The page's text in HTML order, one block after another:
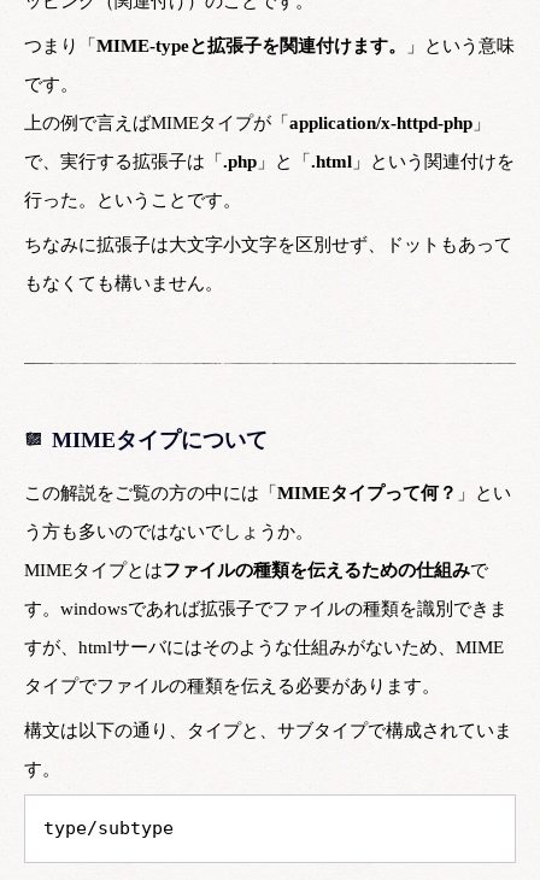
つまり「 MIME-typeと拡張子を関連付けます。
」という意味
です。
上の例で言えばMIMEタイプが「 application/x-httpd-php 」
で、実行する拡張子は「 .php 」と「 .html 」という関連付けを
行った。ということです。
ちなみに拡張子は大文字小文字を区別せず、ドットもあって
もなくても構いません。
MIMEタイプについて
この解説をご覧の方の中には「 MIMEタイプって何？ 」とい
う方も多いのではないでしょうか。
MIMEタイプとはファイルの種類を伝えるための仕組みで
す。windowsであれば拡張子でファイルの種類を識別できま
すが、htmlサーバにはそのような仕組みがないため、MIME
タイプでファイルの種類を伝える必要があります。
構文は以下の通り、タイプと、サブタイプで構成されていま
す。
type/subtype